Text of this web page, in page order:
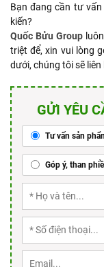
Bạn đang cần tư
kiến?
Quốc Bửu Group
triệt để, xin vui lòng
dưới, chúng tôi sẽ
GỬI YÊU
Tư vấn sản
Góp ý, than